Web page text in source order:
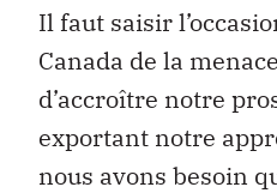
Il faut saisir
Canada de la
d’accroître notre
exportant notre
nous avons besoin